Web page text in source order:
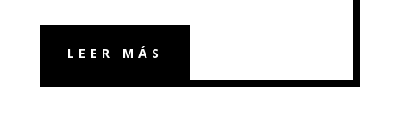
LEER MÁS